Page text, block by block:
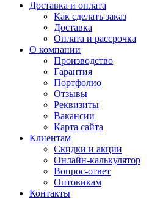
Доставка и оплата
Как сделать заказ
Доставка
Оплата и рассрочка
О компании
Производство
Гарантия
Портфолио
Отзывы
Реквизиты
Вакансии
Карта сайта
Клиентам
Скидки и акции
Онлайн-калькулятор
Вопрос-ответ
Оптовикам
Контакты